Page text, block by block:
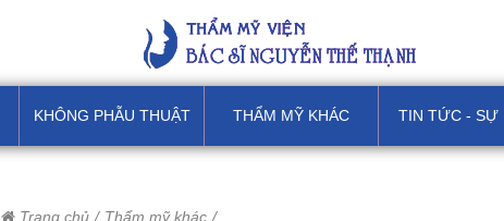
KHÔNG PHẪU THUẬT THẨM MỸ KHÁC TIN TỨC - SỰ
Trang chủ / Thẩm mỹ khác /